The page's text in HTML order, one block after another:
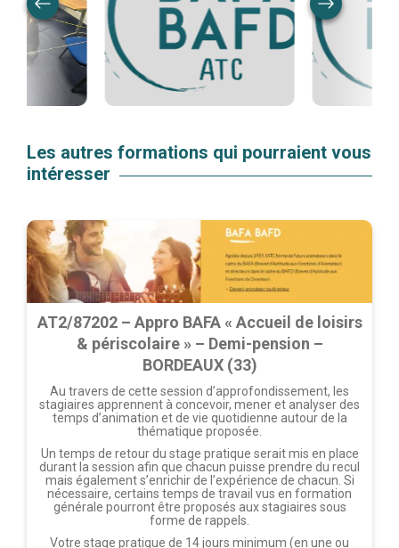
Les autres formations qui pourraient vous
intéresser
AT2/87202 – Appro BAFA « Accueil de loisirs
& périscolaire » – Demi-pension –
BORDEAUX (33)
Au travers de cette session d’approfondissement, les
stagiaires apprennent à concevoir, mener et analyser des
temps d’animation et de vie quotidienne autour de la
thématique proposée.
Un temps de retour du stage pratique serait mis en place
durant la session afin que chacun puisse prendre du recul
mais également s’enrichir de l’expérience de chacun. Si
nécessaire, certains temps de travail vus en formation
générale pourront être proposés aux stagiaires sous
forme de rappels.
Votre stage pratique de 14 jours minimum (en une ou